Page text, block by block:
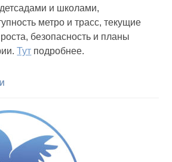
и школами,
метро и трасс, текущие
безопасность и планы
Тут подробнее.